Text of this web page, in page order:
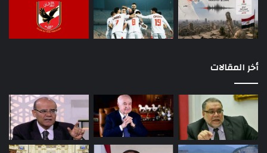
أخر المقالات